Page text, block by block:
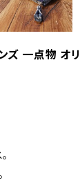
ズ 一点物 オ